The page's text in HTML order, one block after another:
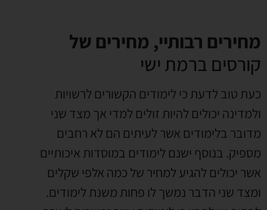
מחירים רבותיי, מחירים של
קורסים ברמת ישי
כעת טוב לדעת כי לימודים הקשורים לרשויות
ולמדינה יכולים להיות זולים למדי אך מצד שני
מדובר בלימודים אשר לעיתים הם לא רחבים
מספיק. בנוסף ישנם לימודים במוסדות איכותיים
אשר יכולים להגיע למחיר של כמה אלפי שקלים
ומצד שני הדבר נמשך לו פחות משנת לימודים.